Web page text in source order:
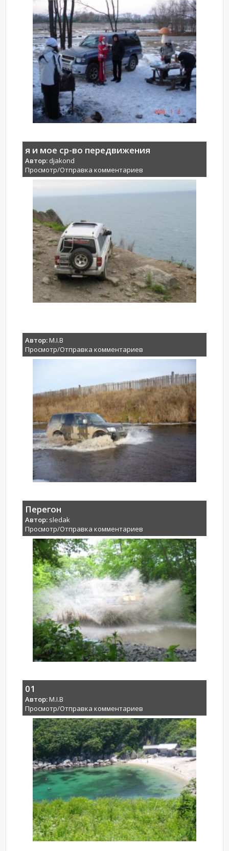
я и мое ср-во передвижения
Автор: djakond
Просмотр/Отправка комментариев
Автор:M.I.B
Просмотр/Отправка комментариев
Перегон
Автор: sledak
Просмотр/Отправка комментариев
01
Автор:M.I.B
Просмотр/Отправка комментариев